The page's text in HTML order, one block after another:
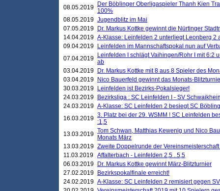
08.05.2019
Der Böblinger Oberligaspieler Thanh Kien
100%
08.05.2019 Jugendblitz im Mai
07.05.2019
Dr. Markus Kottke gewinnt die Nürtinger
14.04.2019 A-Klasse: Leinfelden 2 unterliegt Leonberg 2
09.04.2019
Leinfelden im Mannschaftspokal nun auf
07.04.2019
Leinfelden I schlägt Vaihingen/Rohr I mit 6:2
ab
03.04.2019
Dr. Markus Kottke mit 8 aus 8 Spieler des
03.04.2019
Nico Bauerfeld gewinnt das Monats-
30.03.2019
Leinfelden ist Bezirks-Pokalsieger!
24.03.2019
Bezirksliga : SC Leinfelden I - SV
24.03.2019 A-Klasse: SC Leinfelden 2 besiegt SC
16.03.2019 3. Platz bei der 29. WSMM ! SC Leinfelden
:1,5
13.03.2019 Tom Schwan, Matthias Kewenig und Nico
Monats März
13.03.2019 Zweite Doppelrunde der
11.03.2019 Affalterbach - Leinfelden 2,5 . 5,5
06.03.2019
Dr. Markus Kottke gewinnt März-Blitzturnier
27.02.2019
Bezirkspokalfinale erreicht!
24.02.2019 A-Klasse: SC Leinfelden 2 remisiert gegen